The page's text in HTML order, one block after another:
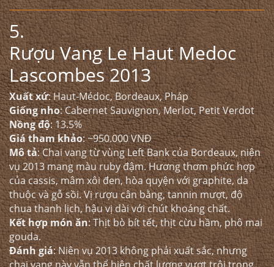
5.
Rượu Vang Le Haut Medoc
Lascombes 2013
Xuất xứ: Haut-Médoc, Bordeaux, Pháp
Giống nho: Cabernet Sauvignon, Merlot, Petit Verdot
Nồng độ: 13.5%
Giá tham khảo: ~950.000 VNĐ
Mô tả: Chai vang từ vùng Left Bank của Bordeaux, niên
vụ 2013 mang màu ruby đậm. Hương thơm phức hợp
của cassis, mâm xôi đen, hòa quyện với graphite, da
thuộc và gỗ sồi. Vị rượu cân bằng, tannin mượt, độ
chua thanh lịch, hậu vị dài với chút khoáng chất.
Kết hợp món ăn: Thịt bò bít tết, thịt cừu hầm, phô mai
gouda.
Đánh giá: Niên vụ 2013 không phải xuất sắc, nhưng